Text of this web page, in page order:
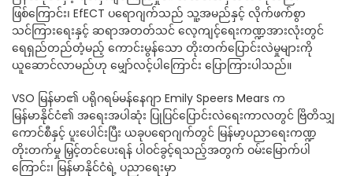
ဖြစ်ကြောင်း၊ EfECT ပရောဂျက်သည် သူ့အမည်နှင့် လိုက်ဖက်စွာ
သင်ကြားရေးနှင့် ဆရာအတတ်သင် လေ့ကျင့်ရေးကဏ္ဍအားလုံးတွင်
ရေရှည်တည်တံ့မည့် ကောင်းမွန်သော တိုးတက်ပြောင်းလဲမှုများကို
ယူဆောင်လာမည်ဟု မျှော်လင့်ပါကြောင်း ပြောကြားပါသည်။
VSO မြန်မာ၏ ပရိုဂရမ်မန်နေဂျာ Emily Speers Mears က
မြန်မာနိုင်ငံ၏ အရေးအပါဆုံး ပြုပြင်ပြောင်းလဲရေးကာလတွင် ဗြိတိသျှ
ကောင်စီနှင့် ပူးပေါင်းပြီး ယခုပရောဂျက်တွင် မြန်မာ့ပညာရေးကဏ္ဍ
တိုးတက်မှု မြှင့်တင်ပေးရန် ပါဝင်ခွင့်ရသည့်အတွက် ဝမ်းမြောက်ပါ
ကြောင်း၊ မြန်မာနိုင်ငံရဲ့ ပညာရေးမှာ